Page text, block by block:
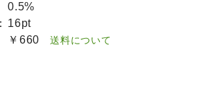
0.5%
16pt
￥660 送料について